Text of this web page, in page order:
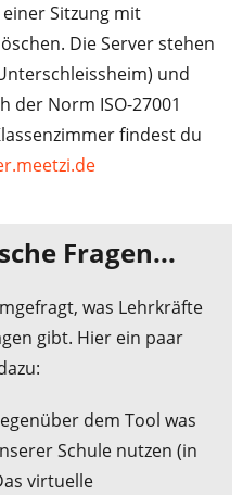
Sitzung mit
Die Server stehen
und
der Norm ISO-27001
findest du
Fragen...
was Lehrkräfte
gibt. Hier ein paar
dem Tool was
Schule nutzen (in
virtuelle